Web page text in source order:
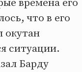
времена его
что в его
окутан
ситуации.
Барду